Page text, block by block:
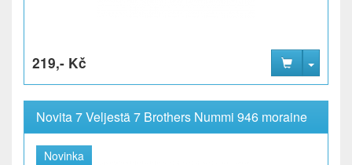
219,- Kč
Novita 7 Veljestä 7 Brothers Nummi 946 moraine
Novinka